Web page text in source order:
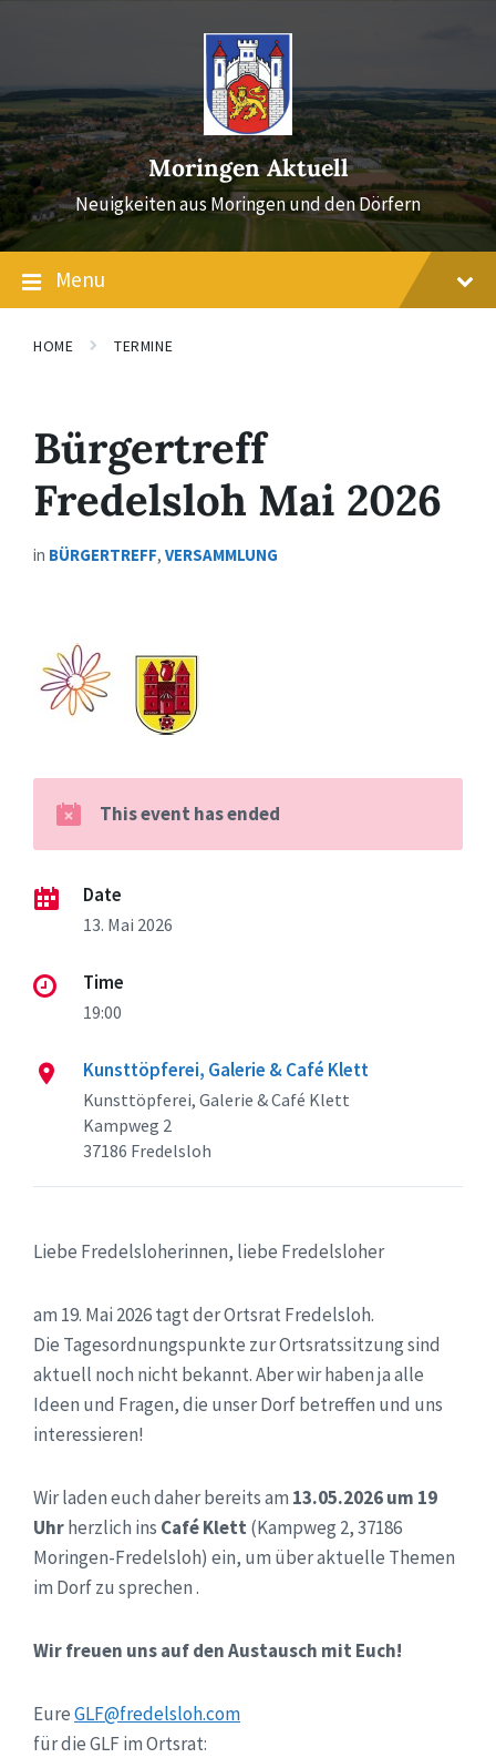
Moringen Aktuell
Neuigkeiten aus Moringen und den Dörfern
Menu
HOME TERMINE
Bürgertreff
Fredelsloh Mai 2026
in BÜRGERTREFF, VERSAMMLUNG
This event has ended
Date
13. Mai 2026
Time
19:00
Kunsttöpferei, Galerie & Café Klett
Kunsttöpferei, Galerie & Café Klett
Kampweg 2
37186 Fredelsloh
Liebe Fredelsloherinnen, liebe Fredelsloher
am 19. Mai 2026 tagt der Ortsrat Fredelsloh.
Die Tagesordnungspunkte zur Ortsratssitzung sind
aktuell noch nicht bekannt. Aber wir haben ja alle
Ideen und Fragen, die unser Dorf betreffen und uns
interessieren!
Wir laden euch daher bereits am 13.05.2026 um 19
Uhrherzlich ins Café Klett (Kampweg 2, 37186
Moringen-Fredelsloh) ein, um über aktuelle Themen
im Dorf zu sprechen .
Wir freuen uns auf den Austausch mit Euch!
EureGLF@fredelsloh.com
für die GLF im Ortsrat: